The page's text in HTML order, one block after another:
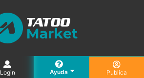
Login Ayuda Publica